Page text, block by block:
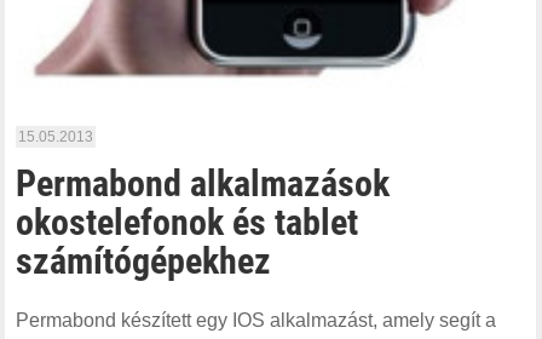
15.05.2013
Permabond alkalmazások
okostelefonok és tablet
számítógépekhez
Permabond készített egy IOS alkalmazást, amely segít a